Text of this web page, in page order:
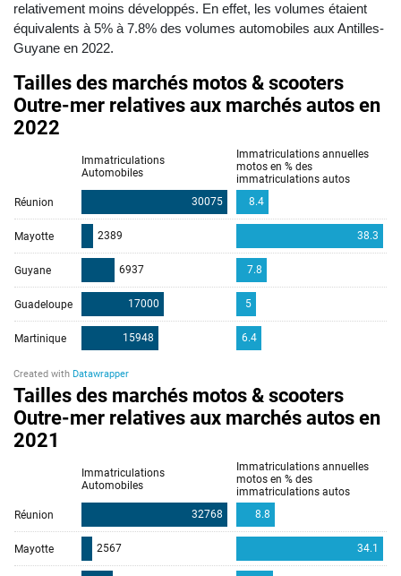
relativement moins développés. En effet, les volumes étaient
équivalents à 5% à 7.8% des volumes automobiles aux Antilles-
Guyane en 2022.